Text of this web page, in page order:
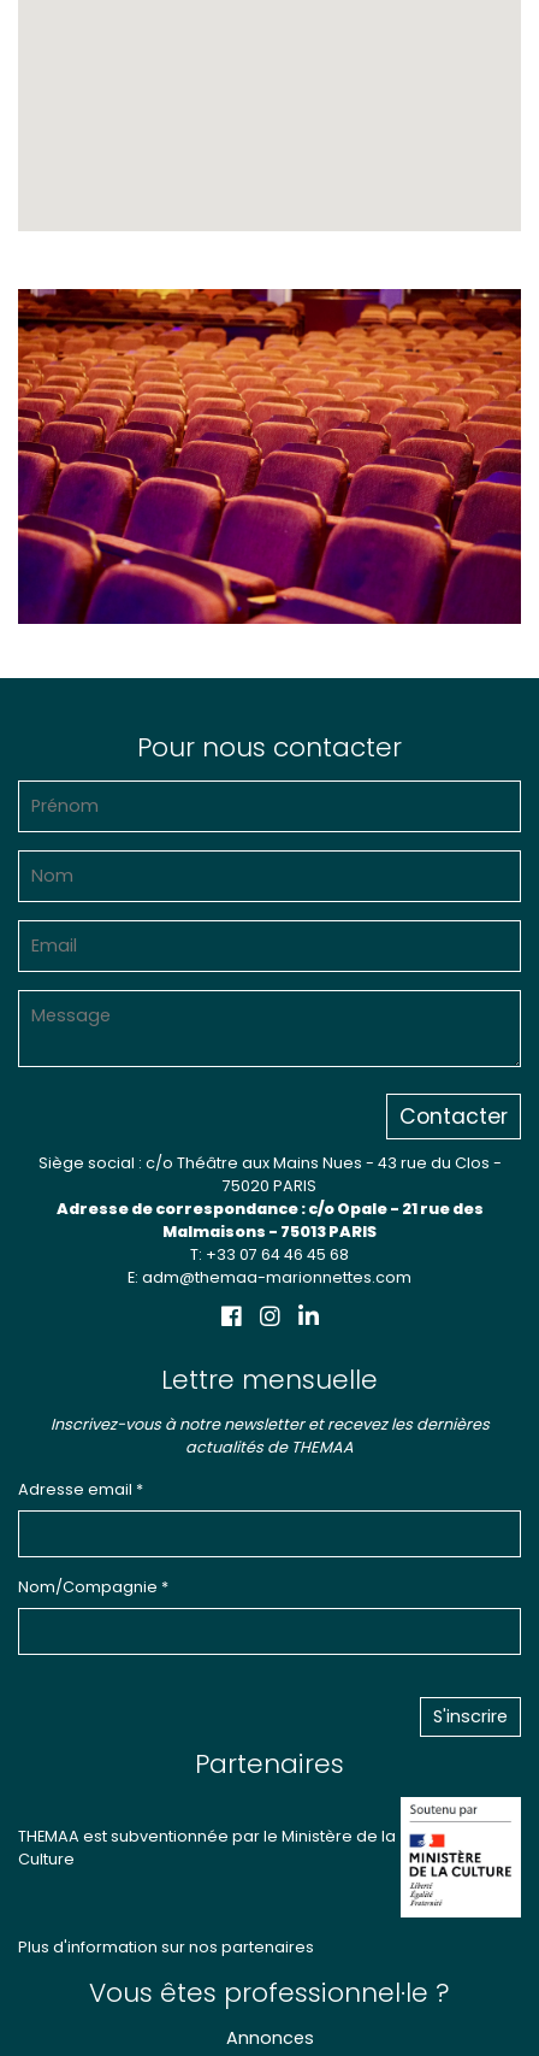
Pour nous contacter
Contacter
Siège social : c/o Théâtre aux Mains Nues - 43 rue du Clos -
75020 PARIS
Adresse de correspondance : c/o Opale - 21 rue des
Malmaisons - 75013 PARIS
T: +33 07 64 46 45 68
E: adm@themaa-marionnettes.com
Lettre mensuelle
Inscrivez-vous à notre newsletter et recevez les dernières
actualités de THEMAA
Adresse email *
Nom/Compagnie *
Partenaires
THEMAA est subventionnée par le Ministère de la
Culture
Plus d'information sur nos partenaires
Vous êtes professionnel·le ?
Annonces